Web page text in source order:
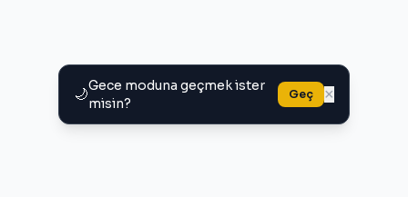
🌙Gece moduna geçmek ister
misin?
Geç ×